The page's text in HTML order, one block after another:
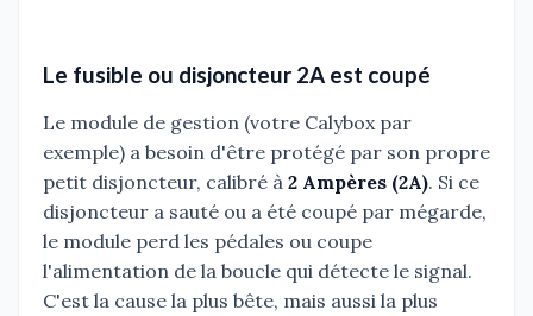
Le fusible ou disjoncteur 2A est coupé
Le module de gestion (votre Calybox par
exemple) a besoin d'être protégé par son propre
petit disjoncteur, calibré à 2 Ampères (2A). Si ce
disjoncteur a sauté ou a été coupé par mégarde,
le module perd les pédales ou coupe
l'alimentation de la boucle qui détecte le signal.
C'est la cause la plus bête, mais aussi la plus